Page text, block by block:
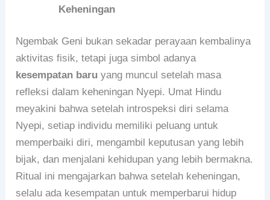
Keheningan
Ngembak Geni bukan sekadar perayaan kembalinya
aktivitas fisik, tetapi juga simbol adanya
kesempatan baru yang muncul setelah masa
refleksi dalam keheningan Nyepi. Umat Hindu
meyakini bahwa setelah introspeksi diri selama
Nyepi, setiap individu memiliki peluang untuk
memperbaiki diri, mengambil keputusan yang lebih
bijak, dan menjalani kehidupan yang lebih bermakna.
Ritual ini mengajarkan bahwa setelah keheningan,
selalu ada kesempatan untuk memperbarui hidup